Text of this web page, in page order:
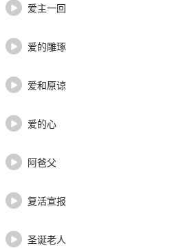
爱主一回
爱的雕琢
爱和原谅
爱的心
阿爸父
复活宣报
圣诞老人